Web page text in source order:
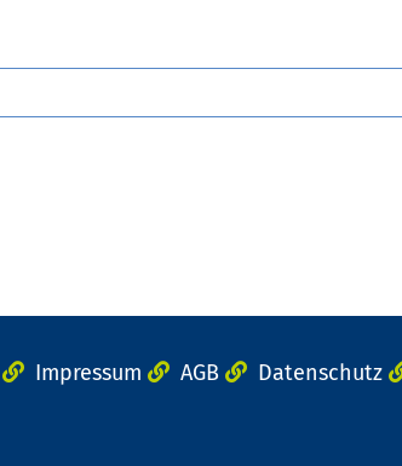
Impressum AGB Datenschutz